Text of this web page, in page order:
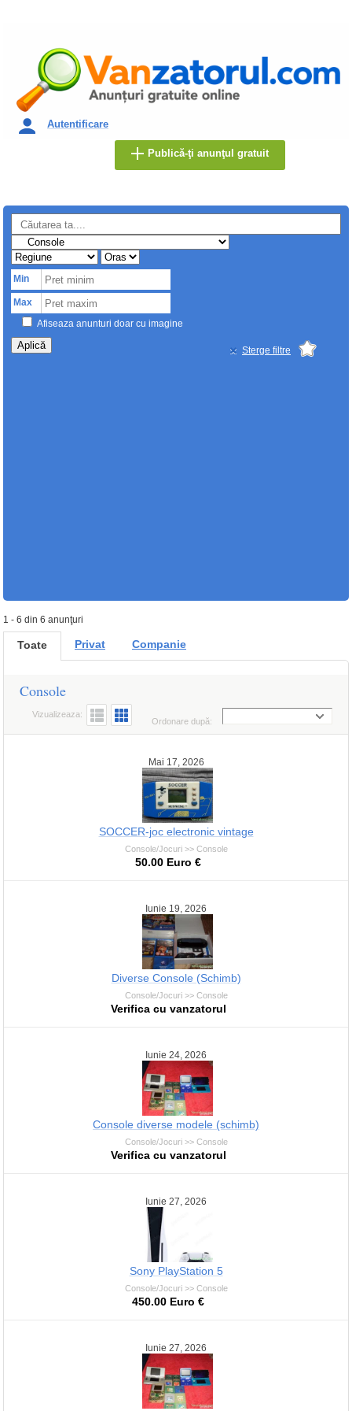
Autentificare
Publică-ţi anunţul gratuit
Min
Max
Afiseaza anunturi doar cu imagine
Aplică Sterge filtre
1 - 6 din 6 anunţuri
Toate Privat Companie
Console
Ordonare după:
Vizualizeaza:
Mai 17, 2026
SOCCER-joc electronic vintage
Console/Jocuri >> Console
50.00 Euro €
Iunie 19, 2026
Diverse Console (Schimb)
Console/Jocuri >> Console
Verifica cu vanzatorul
Iunie 24, 2026
Console diverse modele (schimb)
Console/Jocuri >> Console
Verifica cu vanzatorul
Iunie 27, 2026
Sony PlayStation 5
Console/Jocuri >> Console
450.00 Euro €
Iunie 27, 2026